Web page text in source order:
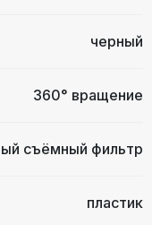
черный
360° вращение
съёмный фильтр
пластик